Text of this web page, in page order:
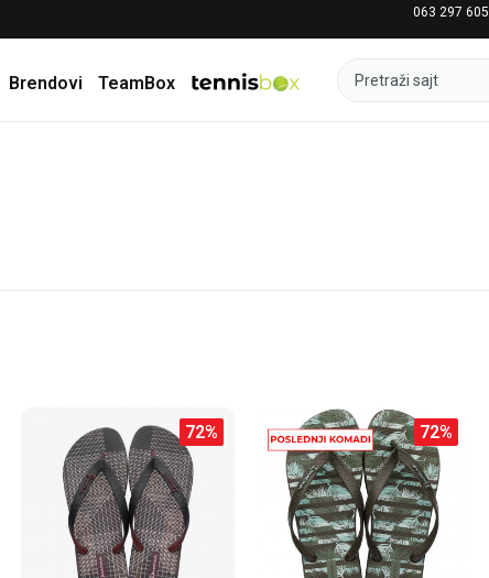
063 297 605
Brendovi TeamBox Pretraži sajt
72% 72%